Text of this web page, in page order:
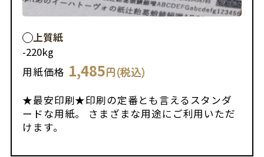
上質紙
-220kg
用紙価格 1,485円(税込)
★最安印刷★印刷の定番とも言えるスタンダ
ードな用紙。 さまざまな用途にご利用いただ
けます。